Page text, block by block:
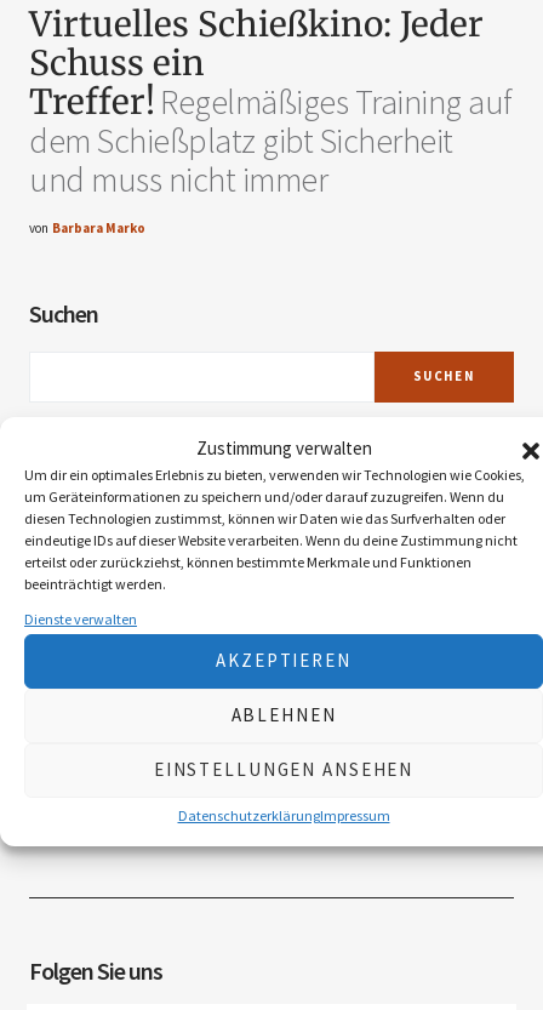
Zustimmung verwalten
Um dir ein optimales Erlebnis zu bieten, verwenden wir Technologien wie Cookies,
um Geräteinformationen zu speichern und/oder darauf zuzugreifen. Wenn du
diesen Technologien zustimmst, können wir Daten wie das Surfverhalten oder
eindeutige IDs auf dieser Website verarbeiten. Wenn du deine Zustimmung nicht
erteilst oder zurückziehst, können bestimmte Merkmale und Funktionen
beeinträchtigt werden.
Dienste verwalten
AKZEPTIEREN
ABLEHNEN
EINSTELLUNGEN ANSEHEN
DatenschutzerklärungImpressum
Virtuelles Schießkino: Jeder
Schuss ein
Treffer! Regelmäßiges Training auf
dem Schießplatz gibt Sicherheit
und muss nicht immer
von Barbara Marko
Suchen
SUCHEN
Neueste Beiträge
Myxomatose beim Feldhasen
Wildtiere im Klimastress
Folgen Sie uns